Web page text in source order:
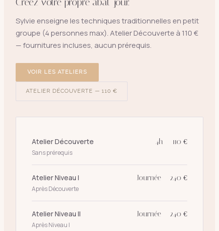
Sylvie enseigne les techniques traditionnelles en petit
groupe (4 personnes max). Atelier Découverte à 110 €
— fournitures incluses, aucun prérequis.
VOIR LES ATELIERS
ATELIER DÉCOUVERTE — 110 €
Atelier Découverte
Sans prérequis
4h — 110 €
Atelier Niveau I
Après Découverte
Journée — 240 €
Atelier Niveau II
Après Niveau I
Journée — 240 €